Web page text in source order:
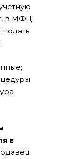
в МФЦ
подать
в